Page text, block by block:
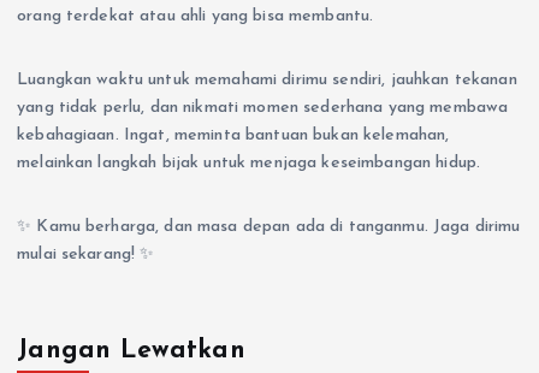
orang terdekat atau ahli yang bisa membantu.
Luangkan waktu untuk memahami dirimu sendiri, jauhkan tekanan
yang tidak perlu, dan nikmati momen sederhana yang membawa
kebahagiaan. Ingat, meminta bantuan bukan kelemahan,
melainkan langkah bijak untuk menjaga keseimbangan hidup.
✨ Kamu berharga, dan masa depan ada di tanganmu. Jaga dirimu
mulai sekarang! ✨
Jangan Lewatkan